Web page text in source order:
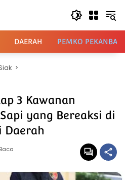
DAERAH PEMKO
3 Kawanan
yang Bereaksi di
Daerah